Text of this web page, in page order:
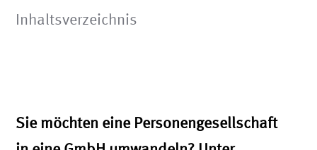
Inhaltsverzeichnis
Sie möchten eine Personengesellschaft